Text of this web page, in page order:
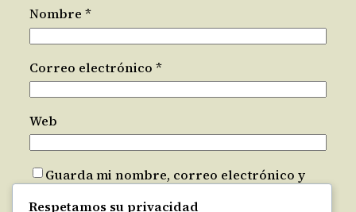
Nombre *
Correo electrónico *
Web
Guarda mi nombre, correo electrónico y
Respetamos su privacidad